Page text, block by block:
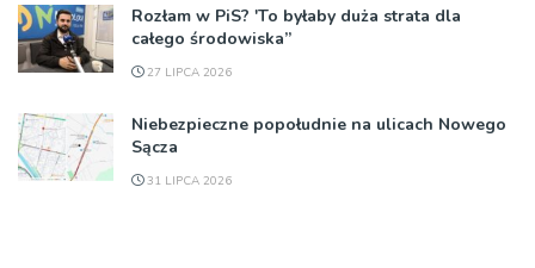
Rozłam w PiS? 'To byłaby duża strata dla
całego środowiska”
27 LIPCA 2026
Niebezpieczne popołudnie na ulicach Nowego
Sącza
31 LIPCA 2026